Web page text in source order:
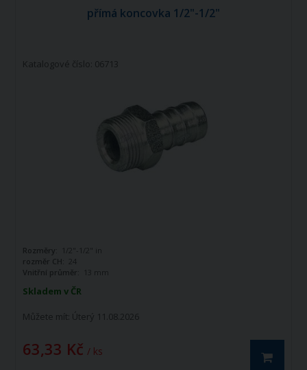
přímá koncovka 1/2"-1/2"
Katalogové číslo: 06713
Skladem v ČR
Můžete mít: Úterý 11.08.2026
63,33 Kč / ks
Rozměry:
1/2"-1/2" in
rozměr CH:
24
Vnitřní průměr:
13 mm